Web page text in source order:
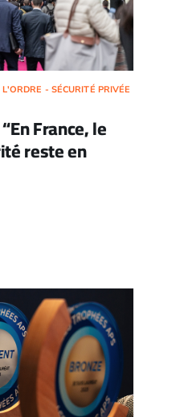
- SÉCURITÉ PRIVÉE
France, le
reste en